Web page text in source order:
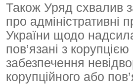
Також Уряд схвалив
про адміністративні
України щодо
пов’язані з
забезпечення
корупційного або